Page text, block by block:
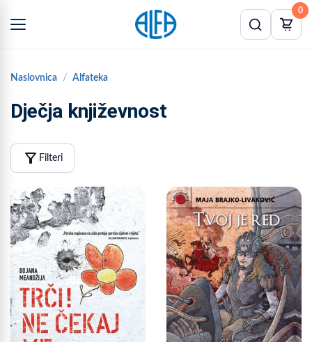
0
Naslovnica Alfateka
Dječja književnost
filter_alt Filteri